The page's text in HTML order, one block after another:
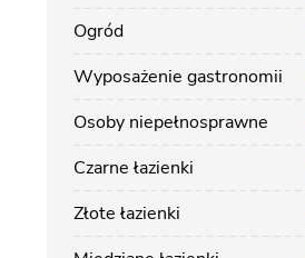
Ogród
Wyposażenie gastronomii
Osoby niepełnosprawne
Czarne łazienki
Złote łazienki